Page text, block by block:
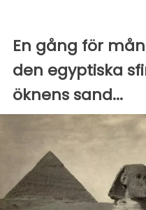
En gång för
den egyptiska
öknens sand...